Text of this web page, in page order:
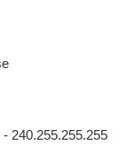
- 240.255.255.255